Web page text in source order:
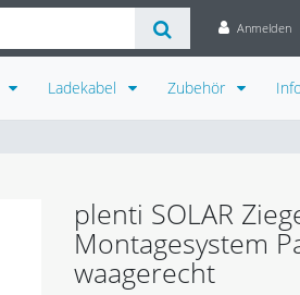
Anmelden
Ladekabel Zubehör
plenti SOLAR
Montagesystem
waagerecht